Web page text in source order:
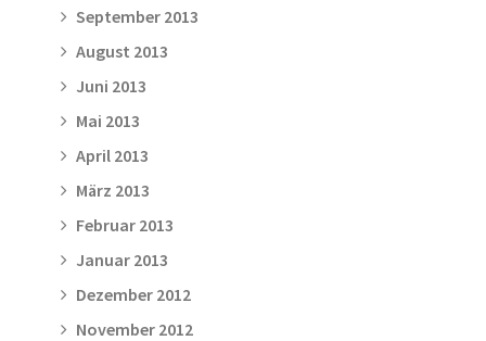
September 2013
August 2013
Juni 2013
Mai 2013
April 2013
März 2013
Februar 2013
Januar 2013
Dezember 2012
November 2012